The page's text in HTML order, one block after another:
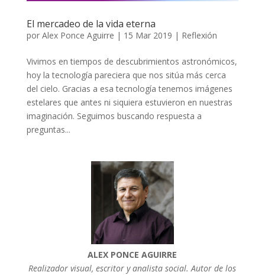
El mercadeo de la vida eterna
por Alex Ponce Aguirre | 15 Mar 2019 | Reflexión
Vivimos en tiempos de descubrimientos astronómicos,
hoy la tecnología pareciera que nos sitúa más cerca
del cielo. Gracias a esa tecnología tenemos imágenes
estelares que antes ni siquiera estuvieron en nuestras
imaginación. Seguimos buscando respuesta a
preguntas...
ALEX PONCE AGUIRRE
Realizador visual, escritor y analista social. Autor de los